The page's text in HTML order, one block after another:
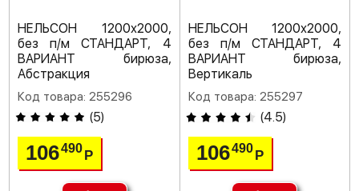
НЕЛЬСОН 1200х2000,
без п/м СТАНДАРТ, 4
ВАРИАНТ бирюза,
Абстракция
Код товара: 255296
(5)
106490Р
НЕЛЬСОН 1200х2000,
без п/м СТАНДАРТ, 4
ВАРИАНТ бирюза,
Вертикаль
Код товара: 255297
(4.5)
106490 Р